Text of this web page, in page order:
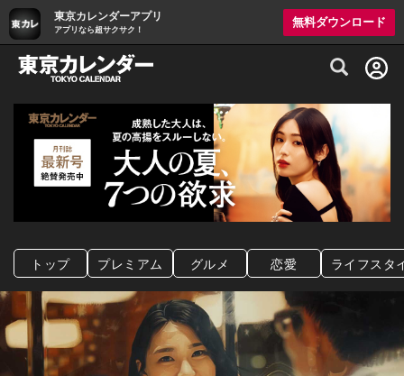
東京カレンダーアプリ
アプリなら超サクサク！
無料ダウンロード
グルメ情報・プレミアムレストラン予約
トップ プレミアム グルメ 恋愛 ライフスタ